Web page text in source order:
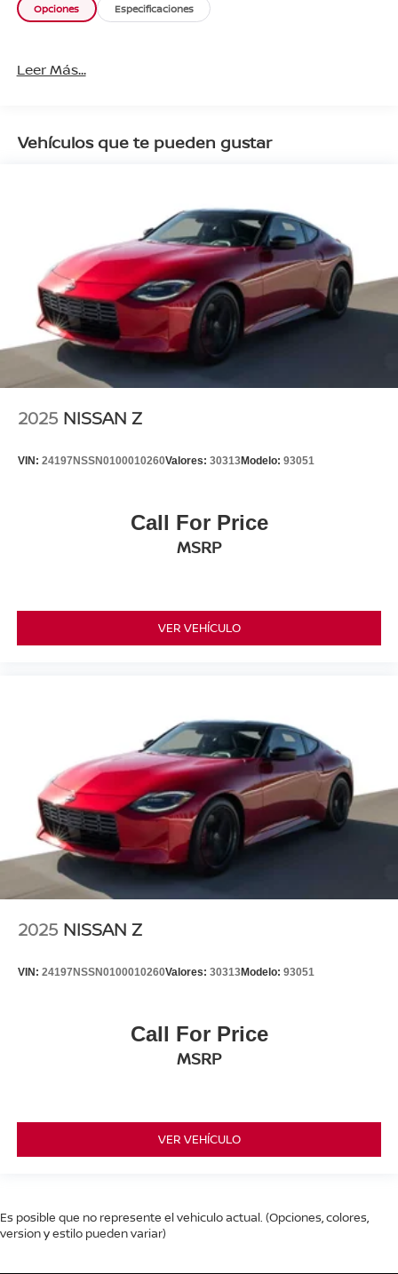
Opciones Especificaciones
Leer Más...
Vehículos que te pueden gustar
2025 NISSAN Z
VIN: 24197NSSN0100010260Valores: 30313Modelo: 93051
Call For Price
MSRP
VER VEHÍCULO
2025 NISSAN Z
VIN: 24197NSSN0100010260Valores: 30313Modelo: 93051
Call For Price
MSRP
VER VEHÍCULO
Es posible que no represente el vehiculo actual. (Opciones, colores,
version y estilo pueden variar)